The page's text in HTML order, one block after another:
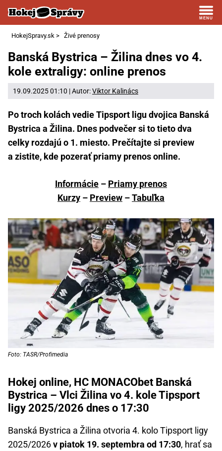
HokejSpravy.sk > Živé prenosy
Banská Bystrica – Žilina dnes vo 4.
kole extraligy: online prenos
19.09.2025 01:10 | Autor:Viktor Kalinács
Po troch kolách vedie Tipsport ligu dvojica Banská
Bystrica a Žilina. Dnes podvečer si to tieto dva
celky rozdajú o 1. miesto. Prečítajte si preview
a zistite, kde pozerať priamy prenos online.
Informácie – Priamy prenos
Kurzy – Preview –Tabuľka
Foto: TASR/Profimedia
Hokej online, HC MONACObet Banská
Bystrica – Vlci Žilina vo 4. kole Tipsport
ligy 2025/2026 dnes o 17:30
Banská Bystrica a Žilina otvoria 4. kolo Tipsport ligy
2025/2026v piatok 19. septembra od 17:30, hrať sa